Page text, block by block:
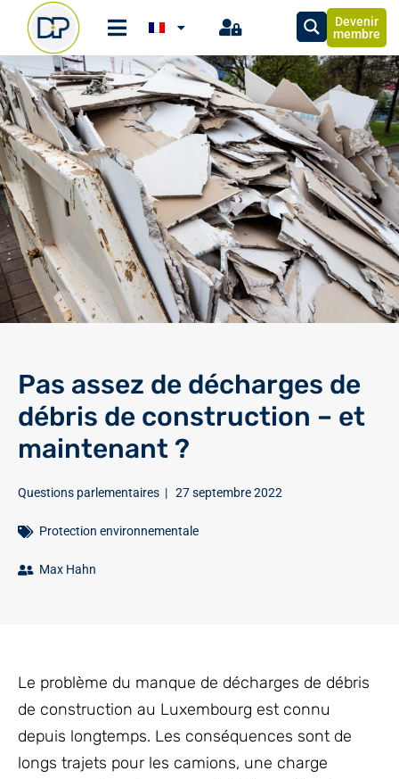
Devenir
membre
Pas assez de décharges de
débris de construction – et
maintenant ?
Questions parlementaires | 27 septembre 2022
Protection environnementale
Max Hahn
Le problème du manque de décharges de débris
de construction au Luxembourg est connu
depuis longtemps. Les conséquences sont de
longs trajets pour les camions, une charge